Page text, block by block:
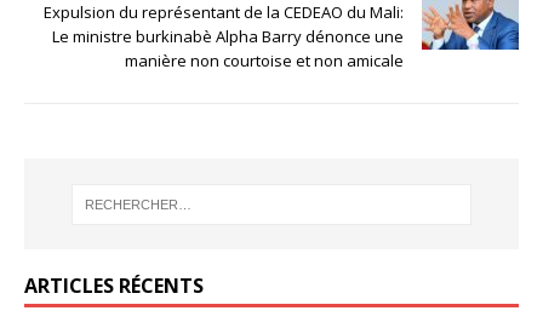
Expulsion du représentant de la CEDEAO du Mali:
Le ministre burkinabè Alpha Barry dénonce une
manière non courtoise et non amicale
ARTICLES RÉCENTS